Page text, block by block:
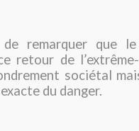
remarquer que
retour de
sociétal
du danger.